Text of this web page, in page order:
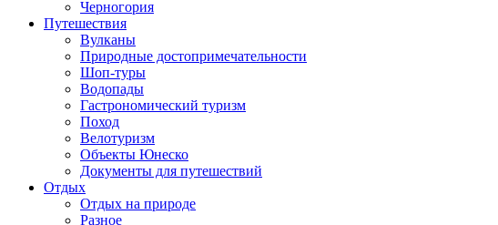
Черногория
Путешествия
Вулканы
Природные достопримечательности
Шоп-туры
Водопады
Гастрономический туризм
Поход
Велотуризм
Объекты Юнеско
Документы для путешествий
Отдых
Отдых на природе
Разное